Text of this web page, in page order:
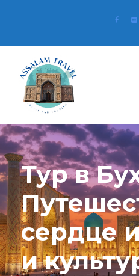
Тур в
сердце
и